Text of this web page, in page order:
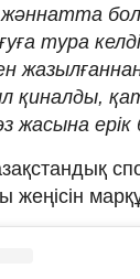
тура
қиналды,
жасына ерік
жеңісін